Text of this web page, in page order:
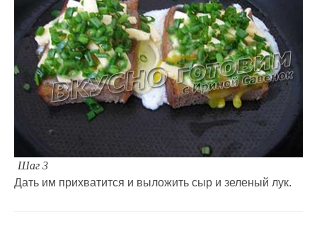
Шаг 3
Дать им прихватится и выложить сыр и зеленый лук.